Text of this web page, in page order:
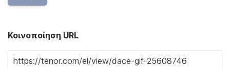
Κοινοποίηση URL